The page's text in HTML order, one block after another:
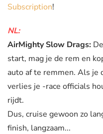
Subscription!
NL:
AirMighty Slow Drags:
start, mag je de rem en
auto af te remmen. Als je
verlies je -race officials
rijdt.
Dus, cruise gewoon zo
finish, langzaam...